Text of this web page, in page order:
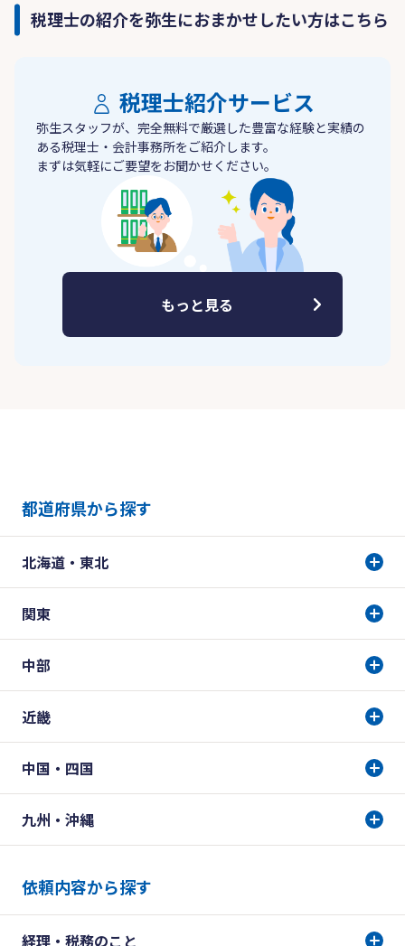
税理士の紹介を弥生におまかせしたい方はこちら
税理士紹介サービス
弥生スタッフが、完全無料で厳選した豊富な経験と実績の
ある税理士・会計事務所をご紹介します。
まずは気軽にご要望をお聞かせください。
もっと見る
都道府県から探す
北海道・東北
関東
中部
近畿
中国・四国
九州・沖縄
依頼内容から探す
経理・税務のこと